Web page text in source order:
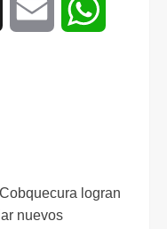
Threads Email
logran
nuevos